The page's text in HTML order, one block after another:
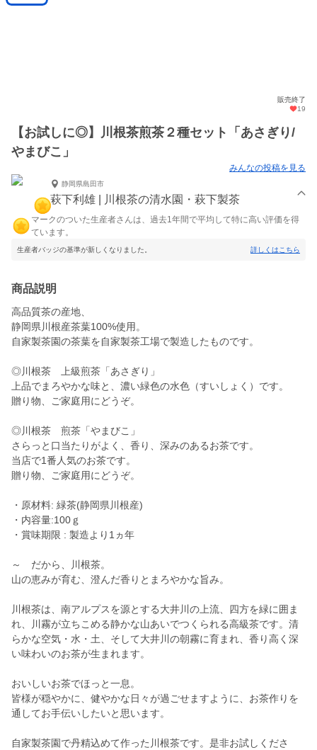
販売終了
19
【お試しに◎】川根茶煎茶２種セット「あさぎり/
やまびこ」
みんなの投稿を見る
静岡県島田市
萩下利雄 | 川根茶の清水園・萩下製茶
マークのついた生産者さんは、過去1年間で平均して特に高い評価を得
ています。
生産者バッジの基準が新しくなりました。 詳しくはこちら
商品説明
高品質茶の産地、
静岡県川根産茶葉100%使用。
自家製茶園の茶葉を自家製茶工場で製造したものです。
◎川根茶 上級煎茶「あさぎり」
上品でまろやかな味と、濃い緑色の水色（すいしょく）です。
贈り物、ご家庭用にどうぞ。
◎川根茶 煎茶「やまびこ」
さらっと口当たりがよく、香り、深みのあるお茶です。
当店で1番人気のお茶です。
贈り物、ご家庭用にどうぞ。
・原材料: 緑茶(静岡県川根産)
・内容量:100ｇ
・賞味期限 : 製造より1ヵ年
～ だから、川根茶。
山の恵みが育む、澄んだ香りとまろやかな旨み。
川根茶は、南アルプスを源とする大井川の上流、四方を緑に囲ま
れ、川霧が立ちこめる静かな山あいでつくられる高級茶です。清
らかな空気・水・土、そして大井川の朝霧に育まれ、香り高く深
い味わいのお茶が生まれます。
おいしいお茶でほっと一息。
皆様が穏やかに、健やかな日々が過ごせますように、お茶作りを
通してお手伝いしたいと思います。
自家製茶園で丹精込めて作った川根茶です。是非お試しくださ